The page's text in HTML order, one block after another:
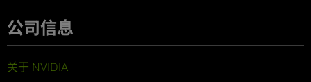
公司信息
关于 NVIDIA